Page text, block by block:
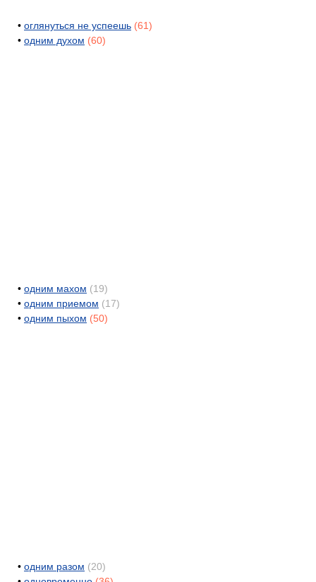
• оглянуться не успеешь (61)
• одним духом (60)
• одним махом (19)
• одним приемом (17)
• одним пыхом (50)
• одним разом (20)